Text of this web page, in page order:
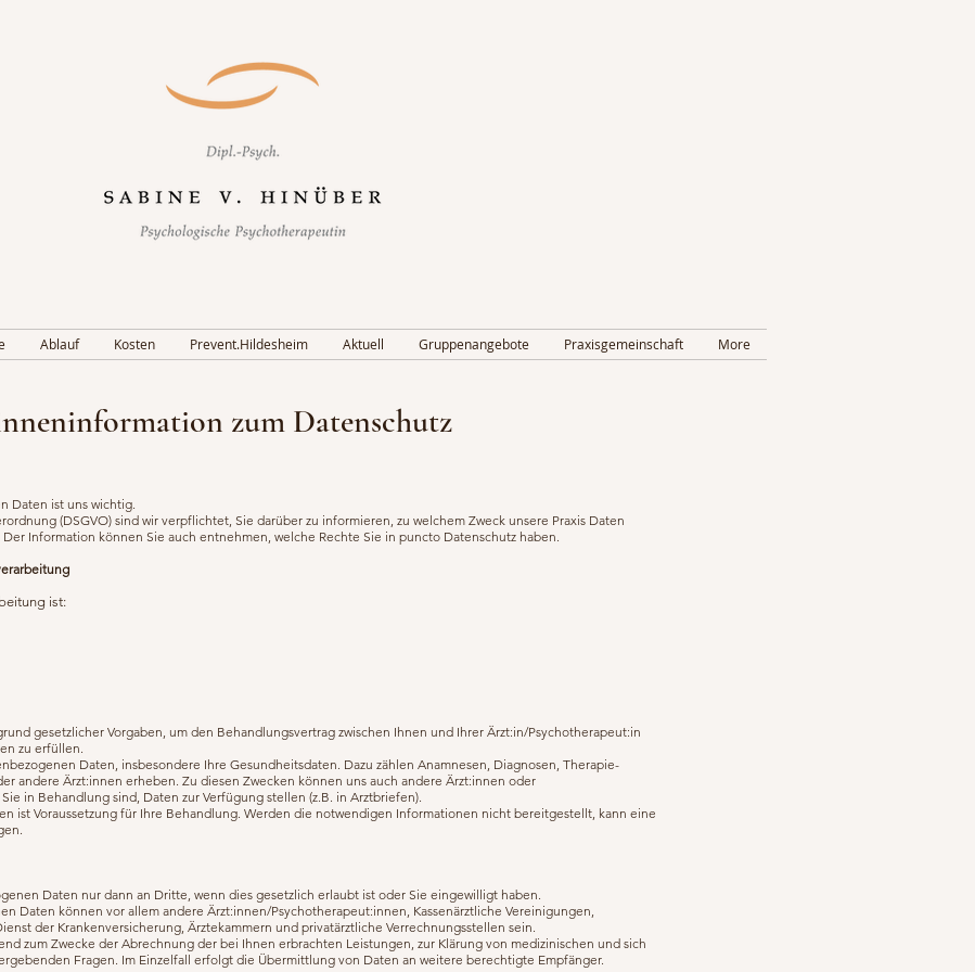
Ablauf Kosten Prevent.Hildesheim Aktuell Gruppenangebote Praxisgemeinschaft More
zum Datenschutz
Daten ist uns wichtig.
(DSGVO) sind wir verpflichtet, Sie darüber zu informieren, zu welchem Zweck unsere Praxis Daten
Information können Sie auch entnehmen, welche Rechte Sie in puncto Datenschutz haben.
ist:
gesetzlicher Vorgaben, um den Behandlungsvertrag zwischen Ihnen und Ihrer Ärzt:in/Psychotherapeut:in
zu erfüllen.
Daten, insbesondere Ihre Gesundheitsdaten. Dazu zählen Anamnesen, Diagnosen, Therapie-
andere Ärzt:innen erheben. Zu diesen Zwecken können uns auch andere Ärzt:innen oder
in Behandlung sind, Daten zur Verfügung stellen (z.B. in Arztbriefen).
ist Voraussetzung für Ihre Behandlung. Werden die notwendigen Informationen nicht bereitgestellt, kann eine
Daten nur dann an Dritte, wenn dies gesetzlich erlaubt ist oder Sie eingewilligt haben.
Daten können vor allem andere Ärzt:innen/Psychotherapeut:innen, Kassenärztliche Vereinigungen,
der Krankenversicherung, Ärztekammern und privatärztliche Verrechnungsstellen sein.
zum Zwecke der Abrechnung der bei Ihnen erbrachten Leistungen, zur Klärung von medizinischen und sich
Fragen. Im Einzelfall erfolgt die Übermittlung von Daten an weitere berechtigte Empfänger.